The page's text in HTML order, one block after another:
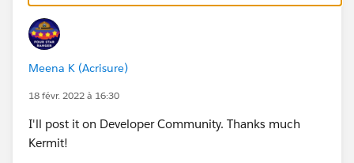
Meena K (Acrisure)
18 févr. 2022 à 16:30
I'll post it on Developer Community. Thanks much
Kermit!